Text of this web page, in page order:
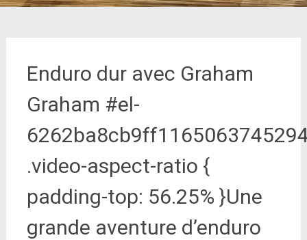
Enduro dur avec Graham
Graham #el-
.video-aspect-ratio {
padding-top: 56.25% }Une
grande aventure d’enduro